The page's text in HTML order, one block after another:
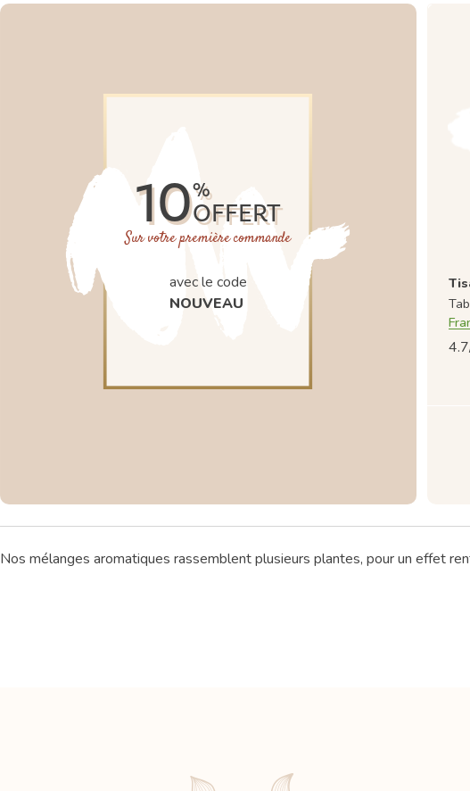
10%
OFFERT
Sur votre première commande
avec le code
NOUVEAU
Nos mélanges aromatiques rassemblent plusieurs plantes, pour un effet